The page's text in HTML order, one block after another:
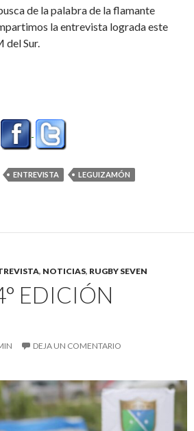
de la palabra de la flamante
la entrevista lograda este
del Sur.
Presidente (Audio)
ENTREVISTA
LEGUIZAMÓN
, NOTICIAS, RUGBY SEVEN
EDICIÓN
DEJA UN COMENTARIO